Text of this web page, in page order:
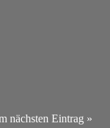
nächsten Eintrag »